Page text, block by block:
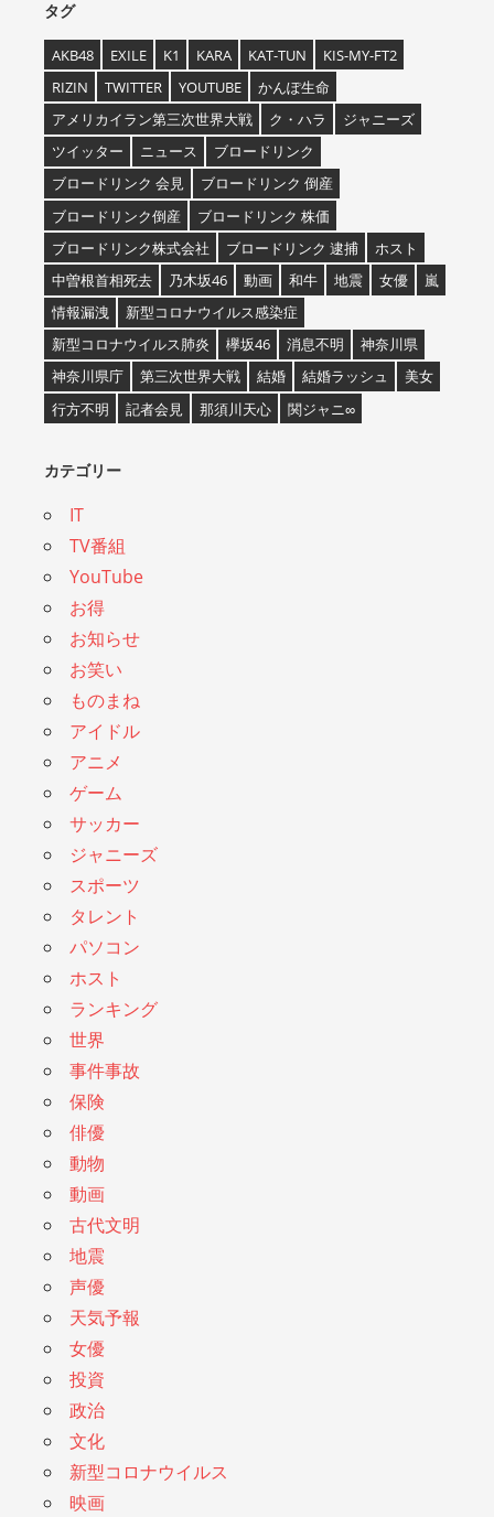
タグ
AKB48 EXILE K1 KARA KAT-TUN
KIS-MY-FT2
RIZIN
TWITTER YOUTUBE
かんぽ生命
アメリカイラン第三次世界大戦
ク・ハラ
ジャニーズ
ツイッター
ニュース
ブロードリンク
ブロードリンク 会見
ブロードリンク 倒産
ブロードリンク倒産
ブロードリンク 株価
ブロードリンク株式会社
ブロードリンク 逮捕
ホスト
中曽根首相死去
乃木坂46 動画 和牛 地震 女優
嵐
情報漏洩
新型コロナウイルス感染症
新型コロナウイルス肺炎
欅坂46 消息不明
神奈川県
神奈川県庁
第三次世界大戦 結婚 結婚ラッシュ
美女
行方不明
記者会見 那須川天心 関ジャニ∞
カテゴリー
IT
TV番組
YouTube
お得
お知らせ
お笑い
ものまね
アイドル
アニメ
ゲーム
サッカー
ジャニーズ
スポーツ
タレント
パソコン
ホスト
ランキング
世界
事件事故
保険
俳優
動物
動画
古代文明
地震
声優
天気予報
女優
投資
政治
文化
新型コロナウイルス
映画